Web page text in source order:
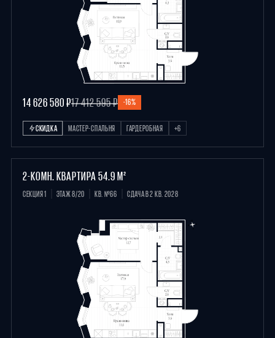
14 626 580 ₽17 412 595 ₽ -16%
СКИДКА МАСТЕР-СПАЛЬНЯ ГАРДЕРОБНАЯ +6
2-КОМН. КВАРТИРА 54.9 М²
СЕКЦИЯ 1 ЭТАЖ 8/20 КВ. №66 СДАЧА В 2 КВ. 2028